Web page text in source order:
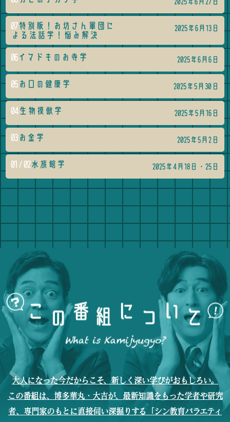
07特別版！お坊さん軍団に
よる法話学！悩み解決
2025年6月13日
06イマドキのお寺学 2025年6月6日
05 お口の健康学 2025年5月30日
04生物模倣学 2025年5月16日
03 お金学 2025年5月2日
01 / 02水族館学 2025年4月18日・25日
大人になった今だからこそ、新しく深い学びがおもしろい。
この番組は、博多華丸・大吉が、最新知識をもった学者や研究
者、専門家のもとに直接伺い深掘りする「シン教育バラエティ